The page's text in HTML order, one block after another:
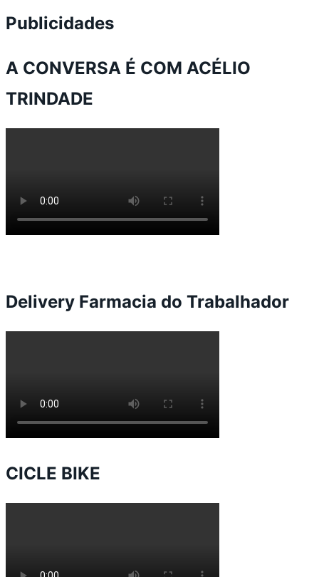
Publicidades
A CONVERSA É COM ACÉLIO
TRINDADE
Delivery Farmacia do Trabalhador
CICLE BIKE